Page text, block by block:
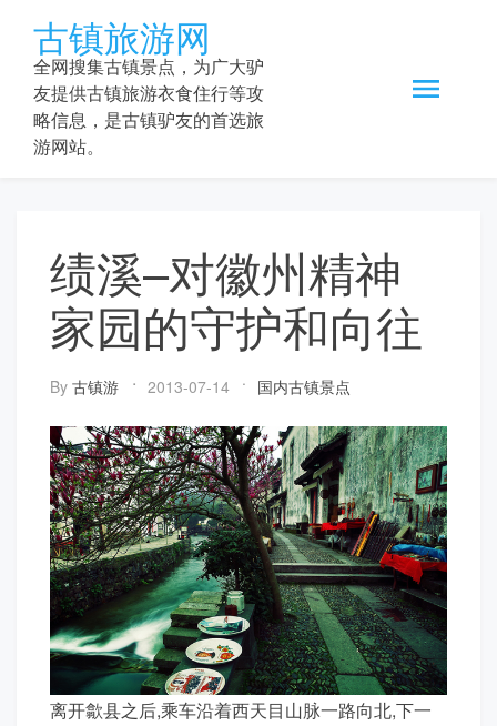
content
古镇旅游网
全网搜集古镇景点，为广大驴
友提供古镇旅游衣食住行等攻
略信息，是古镇驴友的首选旅
游网站。
绩溪–对徽州精神
家园的守护和向往
By 古镇游 2013-07-14 国内古镇景点
离开歙县之后,乘车沿着西天目山脉一路向北,下一